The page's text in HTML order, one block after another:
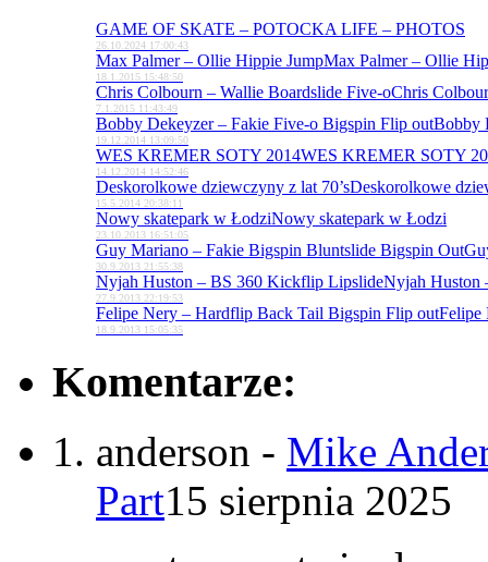
GAME OF SKATE – POTOCKA LIFE – PHOTOS
26.10.2024 17:00:43
Max Palmer – Ollie Hippie JumpMax Palmer – Ollie
18.1.2015 15:48:50
Chris Colbourn – Wallie Boardslide Five-oChris
7.1.2015 11:43:49
Bobby Dekeyzer – Fakie Five-o Bigspin Flip outBobby
19.12.2014 13:09:50
WES KREMER SOTY 2014WES KREMER SOTY
14.12.2014 14:52:46
Deskorolkowe dziewczyny z lat 70’sDeskorolkowe
15.5.2014 20:38:11
Nowy skatepark w ŁodziNowy skatepark w Łodzi
23.10.2013 16:51:05
Guy Mariano – Fakie Bigspin Bluntslide Bigspin Out
30.9.2013 21:55:38
Nyjah Huston – BS 360 Kickflip LipslideNyjah Huston
27.9.2013 22:19:53
Felipe Nery – Hardflip Back Tail Bigspin Flip outFelipe
18.9.2013 15:05:35
Komentarze:
anderson - Mike
Part15 sierpnia 2025